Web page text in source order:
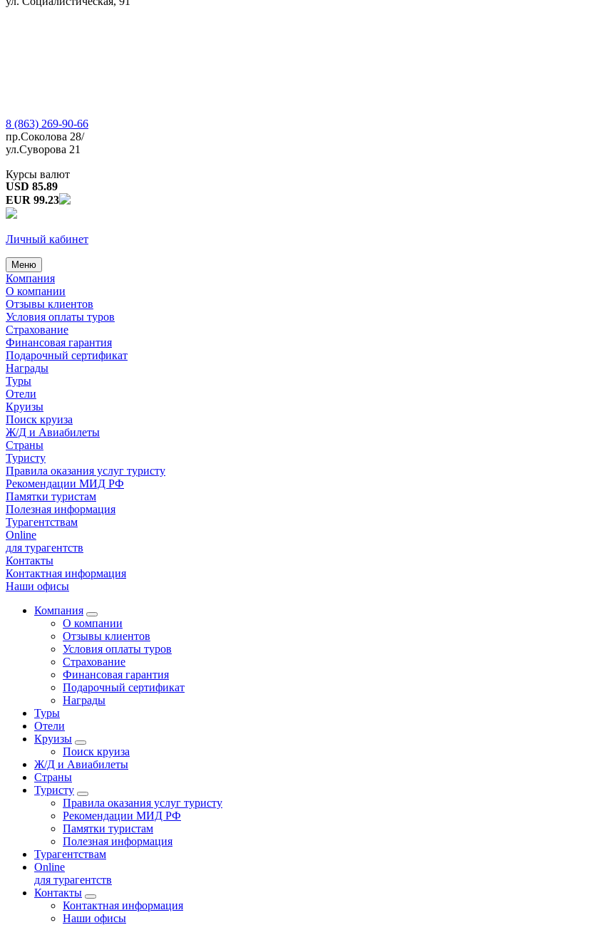
8 (863) 269-90-66
пр.Соколова 28/
ул.Суворова 21
Курсы валют
USD 85.89
EUR 99.23
Личный кабинет
Меню
Компания
О компании
Отзывы клиентов
Условия оплаты туров
Страхование
Финансовая гарантия
Подарочный сертификат
Награды
Туры
Отели
Круизы
Поиск круиза
Ж/Д и Авиабилеты
Страны
Туристу
Правила оказания услуг туристу
Рекомендации МИД РФ
Памятки туристам
Полезная информация
Турагентствам
Online
для турагентств
Контакты
Контактная информация
Наши офисы
Компания
О компании
Отзывы клиентов
Условия оплаты туров
Страхование
Финансовая гарантия
Подарочный сертификат
Награды
Туры
Отели
Круизы
Поиск круиза
Ж/Д и Авиабилеты
Страны
Туристу
Правила оказания услуг туристу
Рекомендации МИД РФ
Памятки туристам
Полезная информация
Турагентствам
Online
для турагентств
Контакты
Контактная информация
Наши офисы